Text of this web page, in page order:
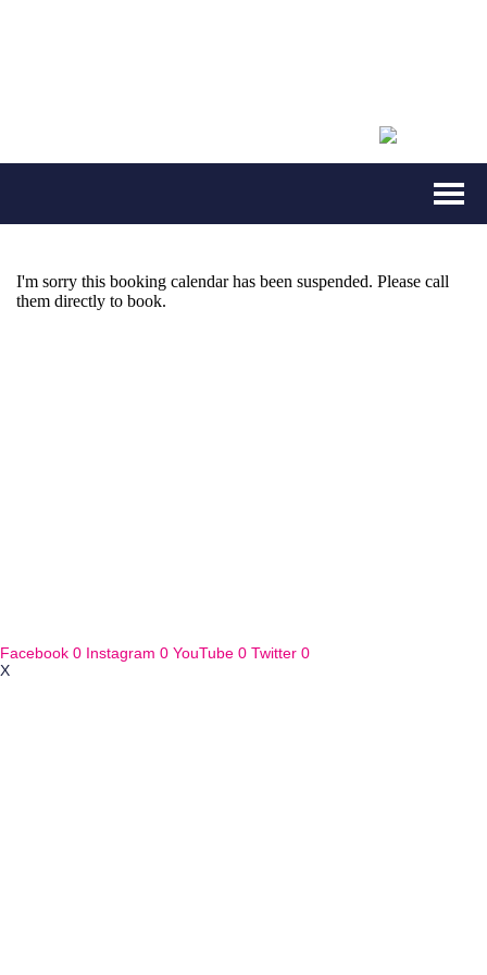
Facebook 0 Instagram 0 YouTube 0 Twitter 0
X